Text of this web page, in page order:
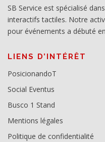
SB Service est spécialisé
interactifs tactiles. Notre
pour événements a débuté
LIENS D’INTÉRÊT
PosicionandoT
Social Eventus
Busco 1 Stand
Mentions légales
Politique de confidentialité